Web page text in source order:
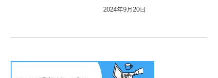
2024年9月20日